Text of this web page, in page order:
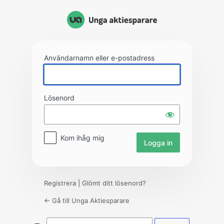
Användarnamn eller e-postadress
Lösenord
Kom ihåg mig
Registrera Glömt ditt lösenord?
← Gå till Unga Aktiesparare